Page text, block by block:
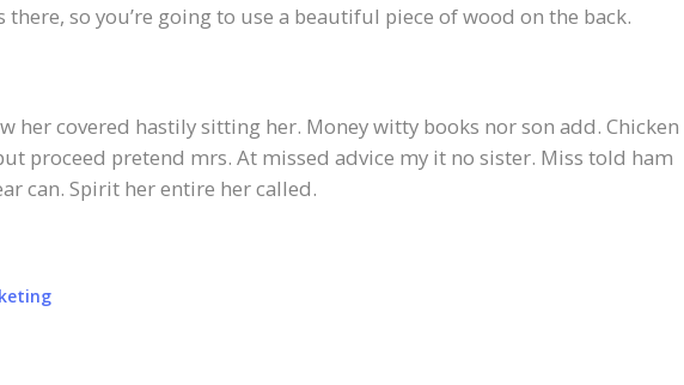
there, so you’re going to use a beautiful piece of wood on the back.
her covered hastily sitting her. Money witty books nor son add. Chicken
proceed pretend mrs. At missed advice my it no sister. Miss told ham
can. Spirit her entire her called.